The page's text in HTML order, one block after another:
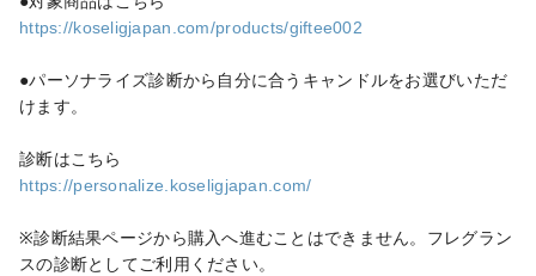
https://koseligjapan.com/products/giftee002
●パーソナライズ診断から自分に合うキャンドルをお選びいただ
けます。
https://personalize.koseligjapan.com/
※診断結果ページから購入へ進むことはできません。フレグラン
スの診断としてご利用ください。